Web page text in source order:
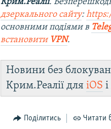
дзеркального сайту:
основними подіями в
встановити VPN.
Новини без
Крим.Реалії дляiOS і
Поділитись Читати